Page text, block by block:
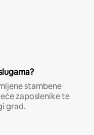
stambene
zaposlenike te
grad.